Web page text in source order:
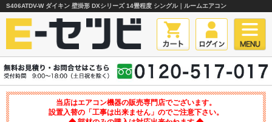
S406ATDV-W ダイキン 壁掛形 DXシリーズ 14畳程度 シングル｜ルームエアコン
当店はエアコン機器の販売専門店でございます。
設置入替の「工事は出来ません」のでご注意下さい。